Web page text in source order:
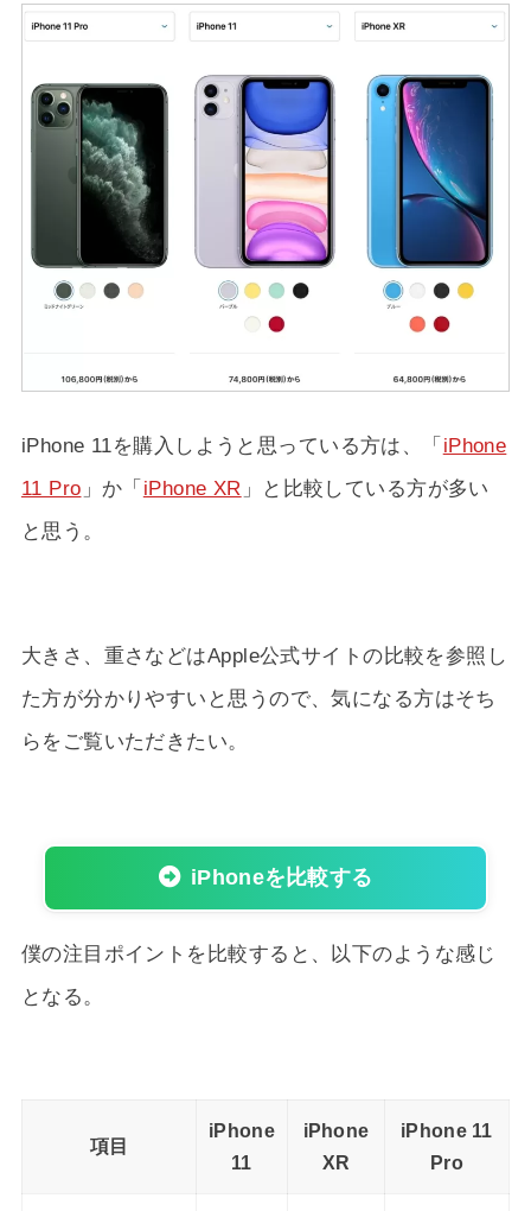
iPhone 11を購入しようと思っている方は、「iPhone
11 Pro 」か「iPhone XR 」と比較している方が多い
と思う。
大きさ、重さなどはApple公式サイトの比較を参照し
た方が分かりやすいと思うので、気になる方はそち
らをご覧いただきたい。
iPhoneを比較する
僕の注目ポイントを比較すると、以下のような感じ
となる。
項目
iPhone
11
iPhone
XR
iPhone 11
Pro